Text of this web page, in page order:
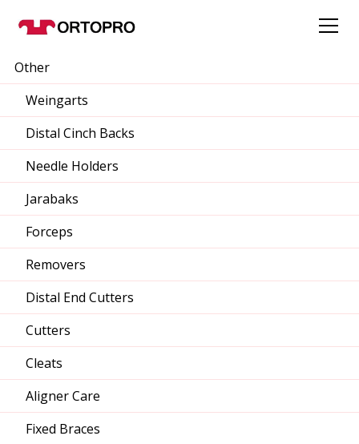
Other
Weingarts
Distal Cinch Backs
Needle Holders
Jarabaks
Forceps
Removers
Distal End Cutters
Cutters
Cleats
Aligner Care
Fixed Braces